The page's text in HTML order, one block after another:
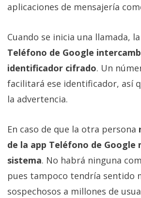
aplicaciones de mensajería
Cuando se inicia una llamada, la
Teléfono de Google
identificador cifrado. Un
facilitará ese identificador, así
la advertencia.
En caso de que la otra persona
de la app Teléfono de Google
sistema. No habrá ninguna
pues tampoco tendría sentido
sospechosos a millones de